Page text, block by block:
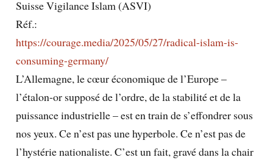
Suisse Vigilance Islam (ASVI)
Réf.:
https://courage.media/2025/05/27/radical-islam-is-
consuming-germany/
L’Allemagne, le cœur économique de l’Europe –
l’étalon-or supposé de l’ordre, de la stabilité et de la
puissance industrielle – est en train de s’effondrer sous
nos yeux. Ce n’est pas une hyperbole. Ce n’est pas de
l’hystérie nationaliste. C’est un fait, gravé dans la chair